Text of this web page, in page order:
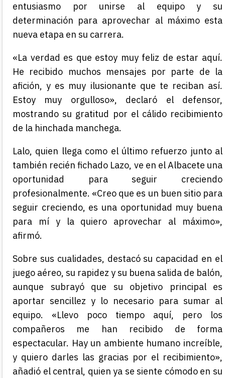
entusiasmo por unirse al equipo y su
determinación para aprovechar al máximo esta
nueva etapa en su carrera.
«La verdad es que estoy muy feliz de estar aquí.
He recibido muchos mensajes por parte de la
afición, y es muy ilusionante que te reciban así.
Estoy muy orgulloso», declaró el defensor,
mostrando su gratitud por el cálido recibimiento
de la hinchada manchega.
Lalo, quien llega como el último refuerzo junto al
también recién fichado Lazo, ve en el Albacete una
oportunidad para seguir creciendo
profesionalmente. «Creo que es un buen sitio para
seguir creciendo, es una oportunidad muy buena
para mí y la quiero aprovechar al máximo»,
afirmó.
Sobre sus cualidades, destacó su capacidad en el
juego aéreo, su rapidez y su buena salida de balón,
aunque subrayó que su objetivo principal es
aportar sencillez y lo necesario para sumar al
equipo. «Llevo poco tiempo aquí, pero los
compañeros me han recibido de forma
espectacular. Hay un ambiente humano increíble,
y quiero darles las gracias por el recibimiento»,
añadió el central, quien ya se siente cómodo en su